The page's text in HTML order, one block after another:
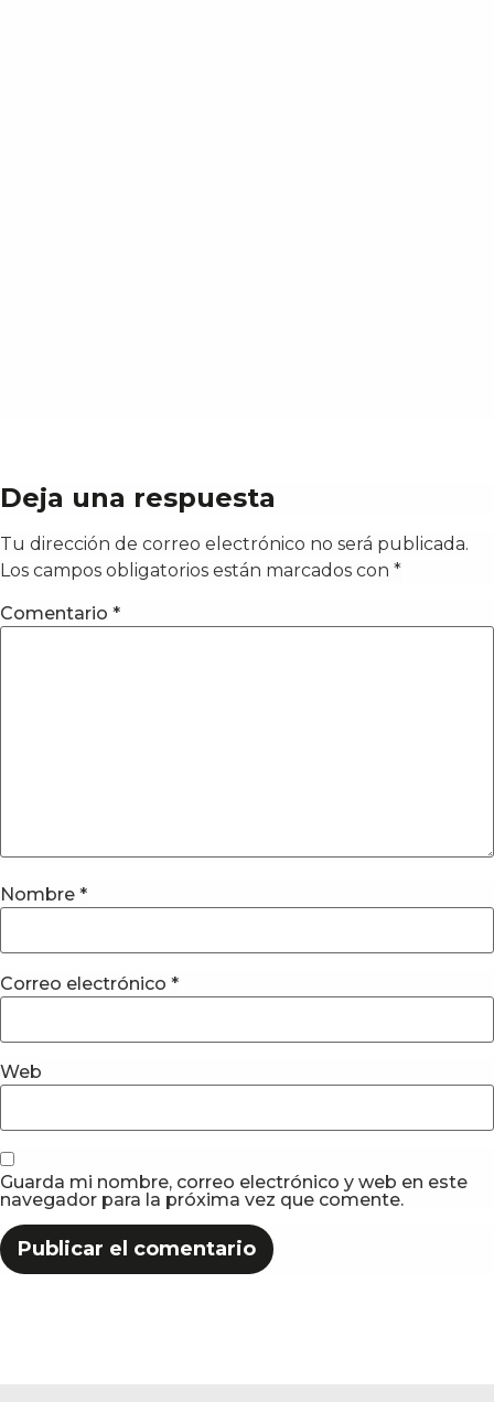
Deja una respuesta
Tu dirección de correo electrónico no será publicada.
Los campos obligatorios están marcados con *
Comentario *
Nombre *
Correo electrónico *
Web
Guarda mi nombre, correo electrónico y web en este
navegador para la próxima vez que comente.